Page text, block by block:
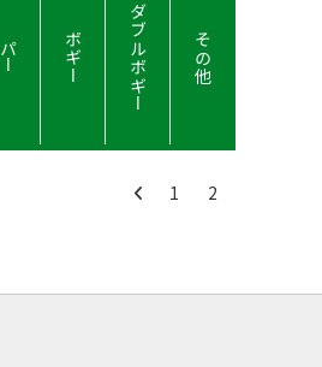
パー ボギー ダブルボギー その他
1 2